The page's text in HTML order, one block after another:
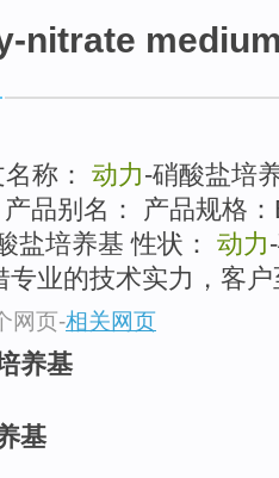
nitrate
称： 动力-硝酸盐培
产品别名： 产品规格
盐培养基 性状： 动力
专业的技术实力，客
网页-相关网页
养基
基